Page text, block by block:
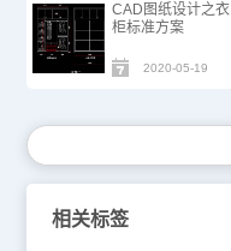
CAD图纸设计之衣
柜标准方案
2020-05-19
相关标签